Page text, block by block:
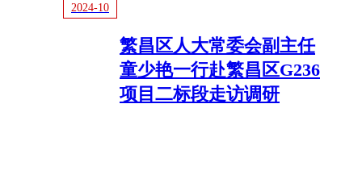
2024-10
繁昌区人大常委会副主任
童少艳一行赴繁昌区G236
项目二标段走访调研